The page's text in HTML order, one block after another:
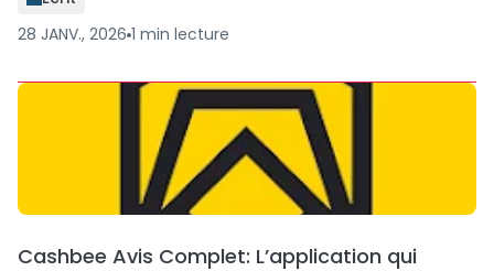
28 JANV., 2026 1 min lecture
Cashbee Avis Complet: L’application qui